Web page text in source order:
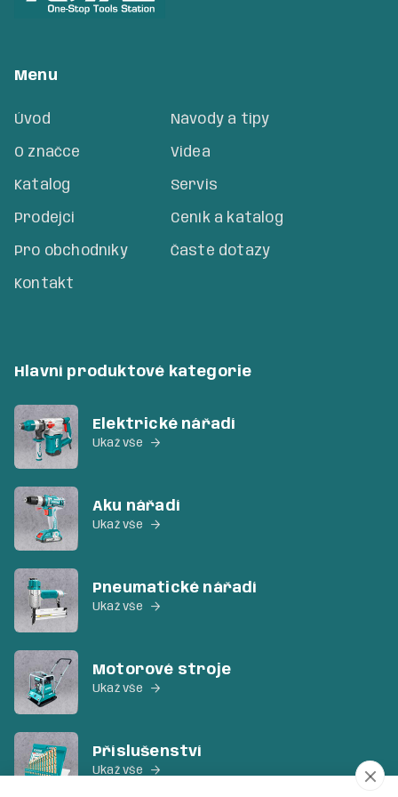
Menu
Úvod
O značce
Katalog
Prodejci
Pro obchodníky
Kontakt
Návody a tipy
Videa
Servis
Ceník a katalog
Časté dotazy
Hlavní produktové kategorie
Elektrické nářadí
Ukaž vše 
Aku nářadí
Ukaž vše 
Pneumatické nářadí
Ukaž vše 
Motorové stroje
Ukaž vše 
Příslušenství
Ukaž vše 